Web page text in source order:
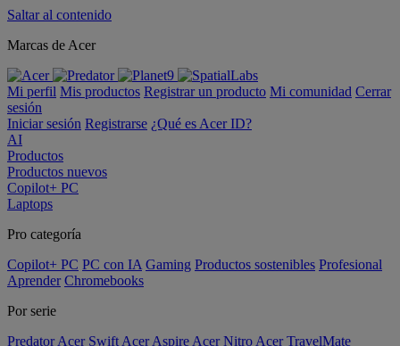
Saltar al contenido
Marcas de Acer
Mi perfil Mis productos Registrar un producto Mi comunidad Cerrar
sesión
Iniciar sesión Registrarse ¿Qué es Acer ID?
AI
Productos
Productos nuevos
Copilot+ PC
Laptops
Pro categoría
Copilot+ PC PC con IA Gaming Productos sostenibles Profesional
Aprender Chromebooks
Por serie
Predator Acer Swift Acer Aspire Acer Nitro Acer TravelMate